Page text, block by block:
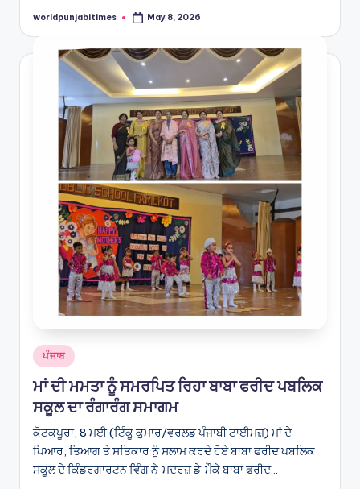
Posted
worldpunjabitimes May 8, 2026
Posted
in
ਪੰਜਾਬ
ਮਾਂ ਦੀ ਮਮਤਾ ਨੂੰ ਸਮਰਪਿਤ ਰਿਹਾ ਬਾਬਾ ਫਰੀਦ ਪਬਲਿਕ
ਸਕੂਲ ਦਾ ਰੰਗਾਰੰਗ ਸਮਾਗਮ
ਕੋਟਕਪੂਰਾ, 8 ਮਈ (ਟਿੰਕੂ ਕੁਮਾਰ/ਵਰਲਡ ਪੰਜਾਬੀ ਟਾਈਮਜ਼) ਮਾਂ ਦੇ
ਪਿਆਰ, ਤਿਆਗ ਤੇ ਸਤਿਕਾਰ ਨੂੰ ਸਲਾਮ ਕਰਦੇ ਹੋਏ ਬਾਬਾ ਫਰੀਦ ਪਬਲਿਕ
ਸਕੂਲ ਦੇ ਕਿੰਡਰਗਾਰਟਨ ਵਿੰਗ ਨੇ 'ਮਦਰਜ਼ ਡੇ' ਮੌਕੇ ਬਾਬਾ ਫਰੀਦ…